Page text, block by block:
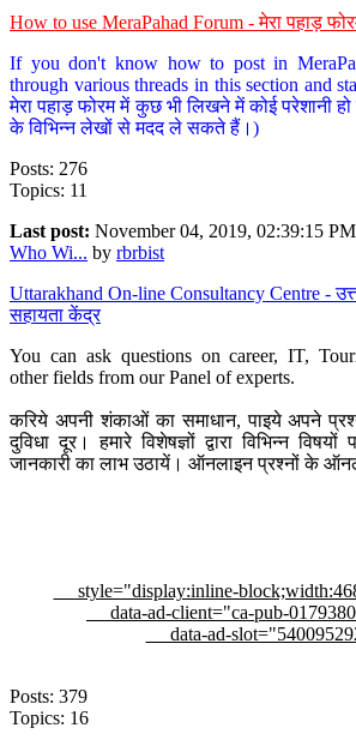
How to use MeraPahad Forum - मेरा पहाड़
If you don't know how to post in
through various threads in this section and
मेरा पहाड़ फोरम में कुछ भी लिखने में कोई परेशानी
के विभिन्न लेखों से मदद ले सकते हैं।)
Posts: 276
Topics: 11
Last post: November 04, 2019, 02:39:15 PM
Who Wi... by rbrbist
Uttarakhand On-line Consultancy Centre -
सहायता केंद्र
You can ask questions on career, IT,
other fields from our Panel of experts.
करिये अपनी शंकाओं का समाधान, पाइये अपने
दुविधा दूर। हमारे विशेषज्ञों द्वारा विभिन्न
जानकारी का लाभ उठायें। ऑनलाइन प्रश्नों के
style="display:inline-
data-ad-client="ca-pub-
data-ad-
Posts: 379
Topics: 16